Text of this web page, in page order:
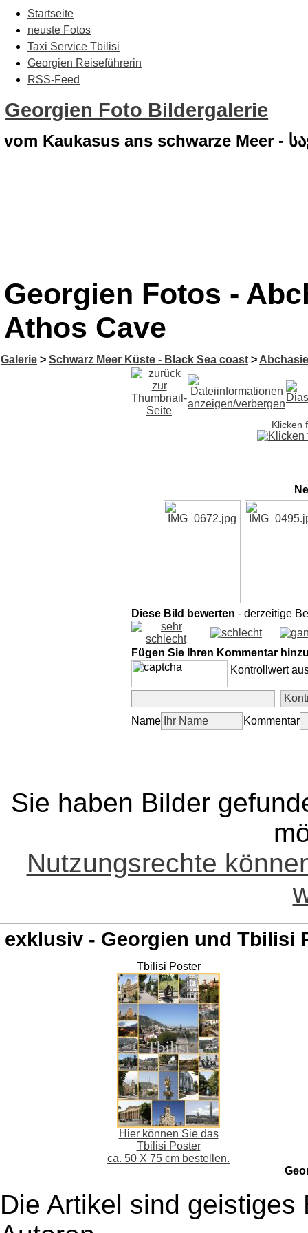
Startseite
neuste Fotos
Taxi Service Tbilisi
Georgien Reiseführerin
RSS-Feed
Georgien Foto Bildergalerie
vom Kaukasus ans schwarze Meer -
Georgien Fotos -
Athos Cave
Galerie > Schwarz Meer Küste - Black Sea coast >
Klicken
Diese Bild bewerten - derzeitige
Fügen Sie Ihren Kommentar
Kontrollwert
Name Kommentar
Sie haben Bilder
Nutzungsrechte
exklusiv - Georgien und Tbilisi
Tbilisi Poster
Hier können Sie das
Tbilisi Poster
ca. 50 X 75 cm bestellen.
Die Artikel sind